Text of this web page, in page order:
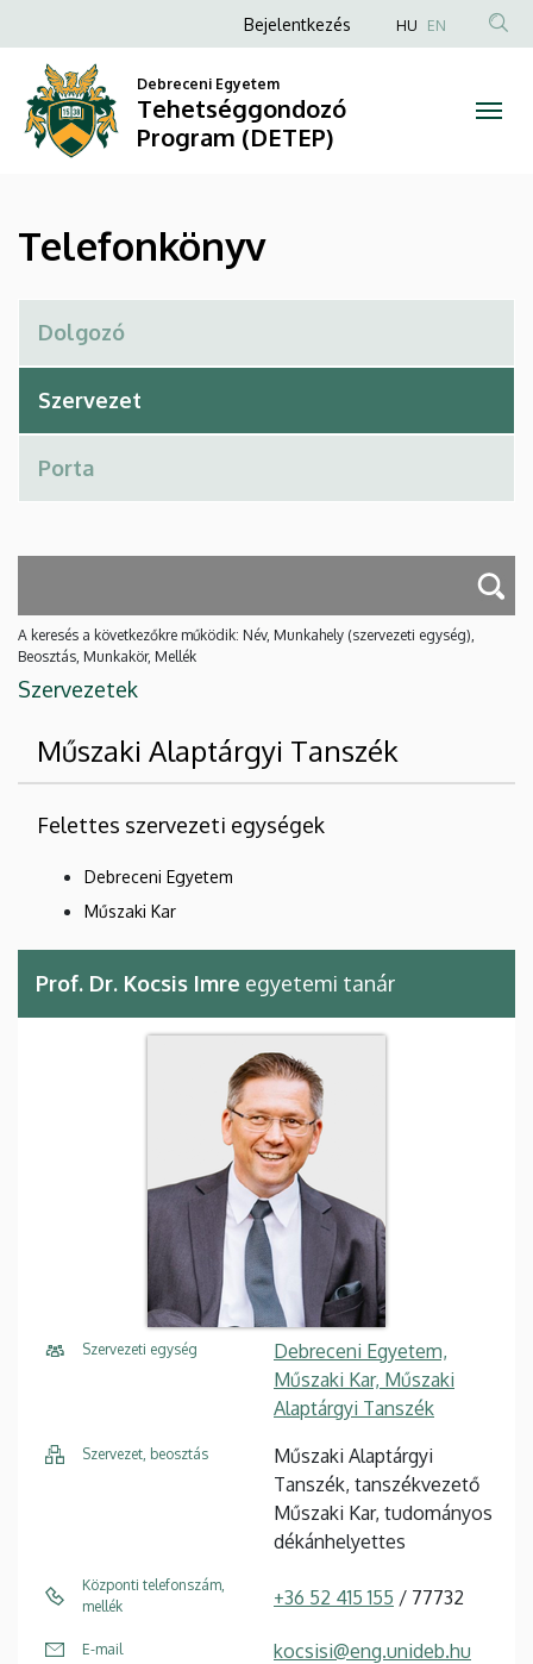
Telefonkönyv
Tehetséggondozó
Program
(DETEP)
a
tartalomra
Anonim
fiók
menüje
Bejelentkezés HU EN
Debreceni Egyetem
Tehetséggondozó
Program (DETEP)
Telefonkönyv
A keresés a következőkre működik: Név, Munkahely (szervezeti egység),
Beosztás, Munkakör, Mellék
Szervezetek
Műszaki Alaptárgyi Tanszék
Felettes szervezeti egységek
Debreceni Egyetem
Műszaki Kar
Prof. Dr. Kocsis Imre egyetemi tanár
Szervezeti egység
Debreceni Egyetem,
Műszaki Kar, Műszaki
Alaptárgyi Tanszék
Szervezet, beosztás
Műszaki Alaptárgyi
Tanszék, tanszékvezető
Műszaki Kar, tudományos
dékánhelyettes
Központi telefonszám,
mellék
+36 52 415 155 / 77732
E-mail kocsisi@eng.unideb.hu